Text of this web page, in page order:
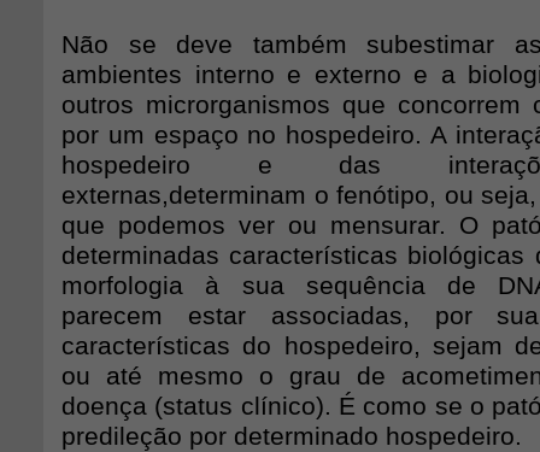
Não se deve também subestimar
ambientes interno e externo e a
outros microrganismos que concorrem
por um espaço no hospedeiro. A
hospedeiro e das
externas,determinam o fenótipo, ou
que podemos ver ou mensurar. O
determinadas características biológicas
morfologia à sua sequência de
parecem estar associadas, por
características do hospedeiro, sejam
ou até mesmo o grau de
doença (status clínico). É como se o
predileção por determinado hospedeiro.